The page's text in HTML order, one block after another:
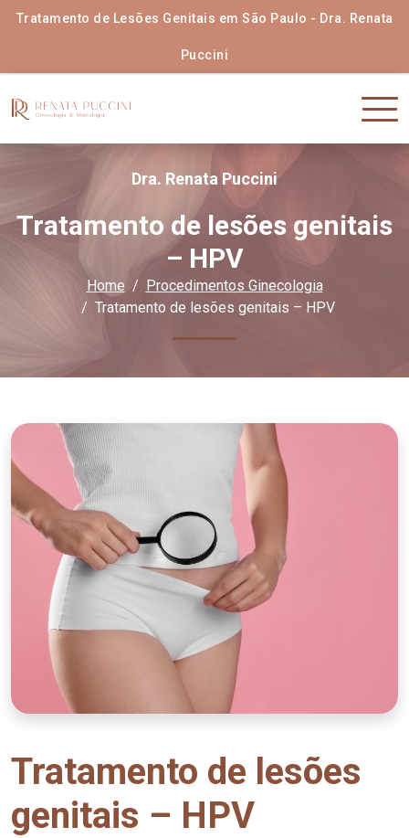
Tratamento de Lesões Genitais em São Paulo - Dra. Renata
Puccini
Dra. Renata Puccini
Tratamento de lesões genitais
– HPV
Home
Procedimentos Ginecologia
Tratamento de lesões genitais – HPV
Tratamento de lesões
genitais – HPV